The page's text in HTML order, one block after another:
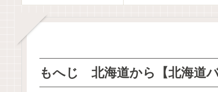
もへじ 北海道から【北海道